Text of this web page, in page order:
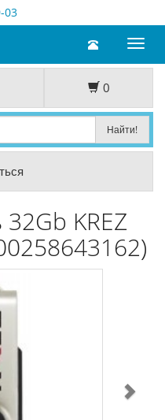
03
Toggle
0
KREZ